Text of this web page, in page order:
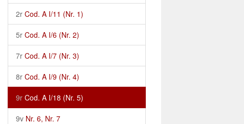
2r Cod. A I/11 (Nr. 1)
5r Cod. A I/6 (Nr. 2)
7r Cod. A I/7 (Nr. 3)
8r Cod. A I/9 (Nr. 4)
9r Cod. A I/18 (Nr. 5)
9v Nr. 6, Nr. 7